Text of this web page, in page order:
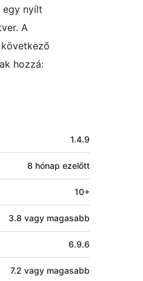
egy nyílt
A
hozzá:
1.4.9
8 hónap ezelőtt
10+
3.8 vagy magasabb
6.9.6
7.2 vagy magasabb